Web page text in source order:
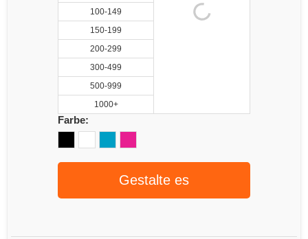
100-149
150-199
200-299
300-499
500-999
1000+
Farbe:
Gestalte es